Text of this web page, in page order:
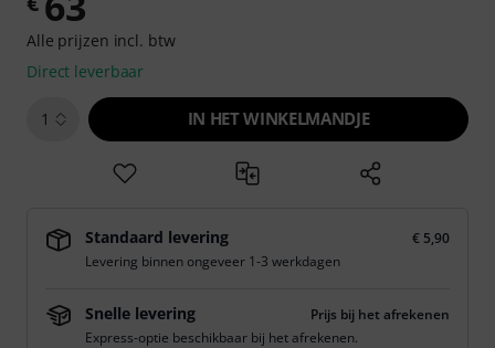
Alle prijzen incl. btw
Direct leverbaar
1 IN HET WINKELMANDJE
Standaard levering
€ 5,90
Levering binnen ongeveer 1-3 werkdagen
Snelle levering
Prijs bij het afrekenen
Express-optie beschikbaar bij het afrekenen.